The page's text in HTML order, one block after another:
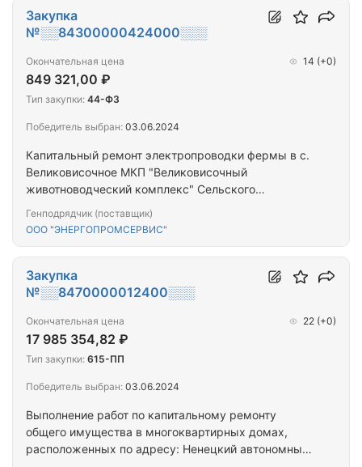
Капитальный ремонт электропроводки фермы в с.
Великовисочное МКП "Великовисочный
животноводческий комплекс" Сельского
Генподрядчик (поставщик)
ООО "ЭНЕРГОПРОМСЕРВИС"
Закупка
№░░84300000424000░░░
Окончательная цена
849 321,00 ₽
14 (+0)
Тип закупки: 44-ФЗ
Победитель выбран: 03.06.2024
Выполнение работ по капитальному ремонту
общего имущества в многоквартирных домах,
расположенных по адресу: Ненецкий автономный
Закупка
№░░8470000012400░░░
Окончательная цена
17 985 354,82 ₽
22 (+0)
Тип закупки: 615-ПП
Победитель выбран: 03.06.2024